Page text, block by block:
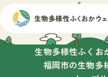
文字サイズ 小
生物多様性ふくおか
生物多様性ふくお
福岡市の生物多